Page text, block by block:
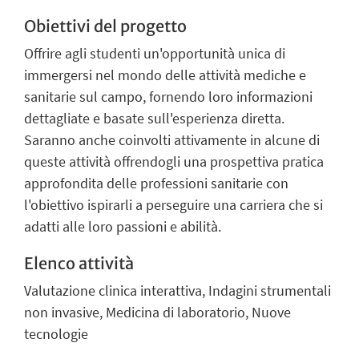
Obiettivi del progetto
Offrire agli studenti un'opportunità unica di
immergersi nel mondo delle attività mediche e
sanitarie sul campo, fornendo loro informazioni
dettagliate e basate sull'esperienza diretta.
Saranno anche coinvolti attivamente in alcune di
queste attività offrendogli una prospettiva pratica
approfondita delle professioni sanitarie con
l'obiettivo ispirarli a perseguire una carriera che si
adatti alle loro passioni e abilità.
Elenco attività
Valutazione clinica interattiva, Indagini strumentali
non invasive, Medicina di laboratorio, Nuove
tecnologie